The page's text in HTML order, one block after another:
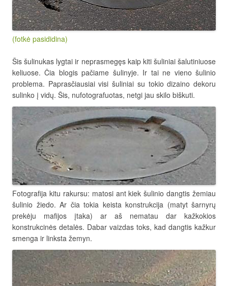
(fotkė pasididina)
Šis šulinukas lygtai ir neprasmegęs kaip kiti šuliniai šalutiniuose
keliuose. Čia blogis pačiame šulinyje. Ir tai ne vieno šulinio
problema. Paprasčiausiai visi šuliniai su tokio dizaino dekoru
sulinko į vidų. Šis, nufotografuotas, netgi jau skilo biškuti.
Fotografija kitu rakursu: matosi ant kiek šulinio dangtis žemiau
šulinio žiedo. Ar čia tokia keista konstrukcija (matyt šarnyrų
prekėju mafijos įtaka) ar aš nematau dar kažkokios
konstrukcinės detalės. Dabar vaizdas toks, kad dangtis kažkur
smenga ir linksta žemyn.